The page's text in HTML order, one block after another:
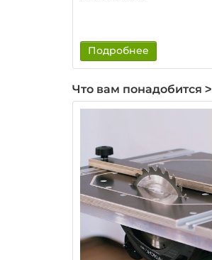
Подробнее
Что вам понадобится >